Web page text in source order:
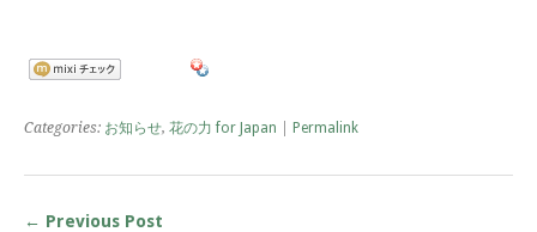
Categories: お知らせ, 花の力 for Japan Permalink
← Previous Post